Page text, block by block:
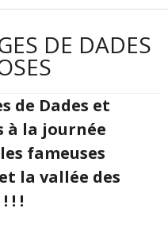
DE DADES
de Dades et
à la journée
fameuses
la vallée des
! !